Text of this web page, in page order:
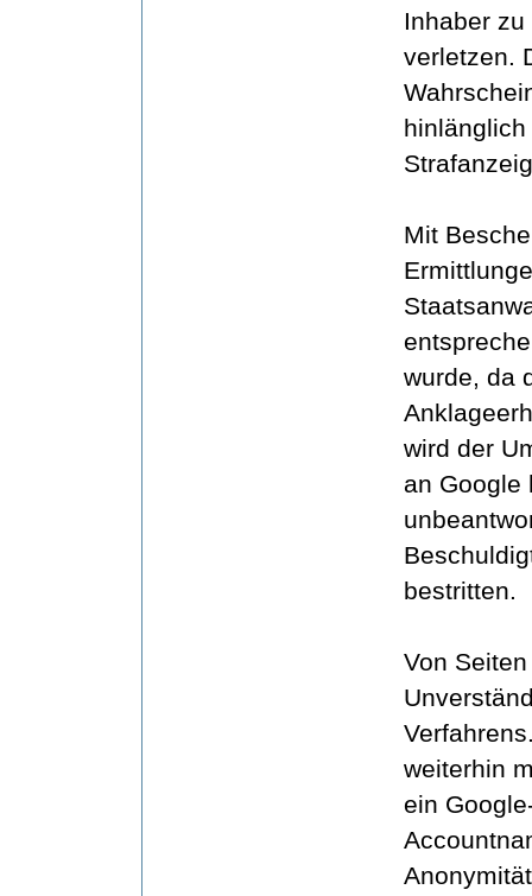
Inhaber
verletzen.
Mit
wurde, da
wird der
an Google
bestritten.
Von
weiterhin
ein